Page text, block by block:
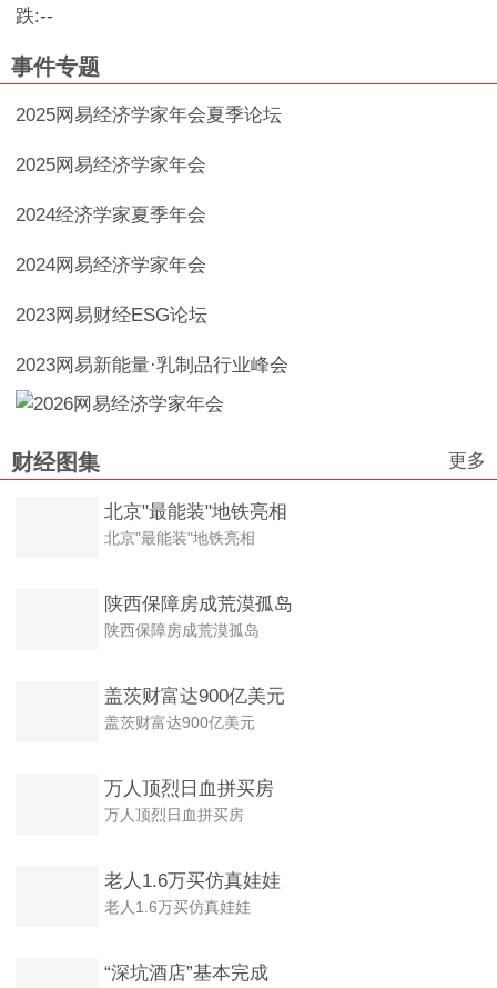
跌:--
事件专题
2025网易经济学家年会夏季论坛
2025网易经济学家年会
2024经济学家夏季年会
2024网易经济学家年会
2023网易财经ESG论坛
2023网易新能量·乳制品行业峰会
财经图集 更多
北京"最能装"地铁亮相
北京"最能装"地铁亮相
陕西保障房成荒漠孤岛
陕西保障房成荒漠孤岛
盖茨财富达900亿美元
盖茨财富达900亿美元
万人顶烈日血拼买房
万人顶烈日血拼买房
老人1.6万买仿真娃娃
老人1.6万买仿真娃娃
“深坑酒店”基本完成